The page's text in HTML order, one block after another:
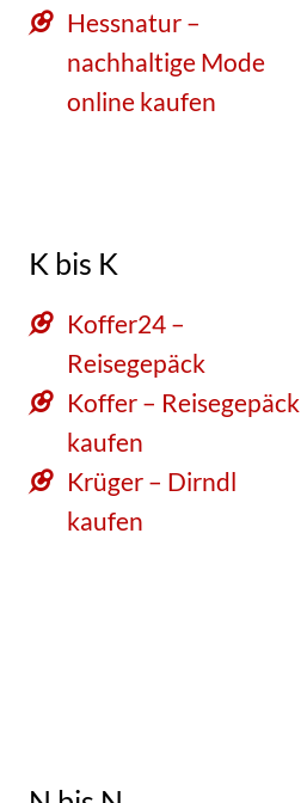
Hessnatur –
nachhaltige Mode
online kaufen
K bis K
Koffer24 –
Reisegepäck
Koffer – Reisegepäck
kaufen
Krüger – Dirndl
kaufen